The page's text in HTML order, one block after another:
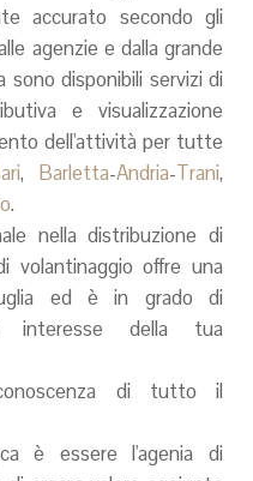
accurato secondo gli
agenzie e dalla grande
sono disponibili servizi di
e visualizzazione
dell'attività per tutte
, Barletta-Andria-Trani,
.
nella distribuzione di
volantinaggio offre una
ed è in grado di
della tua
di tutto il
è essere l'agenia di